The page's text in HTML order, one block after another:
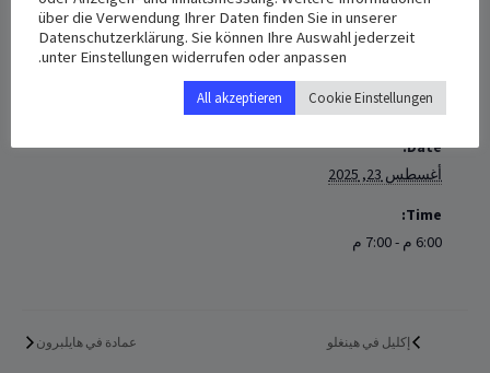
+ Add to iCalendar
DETAILS
Date:
أغسطس 23, 2025
Time:
6:00 م - 7:00 م
إكليل في هينغلو عمادة في هايلبرون
über die Verwendung Ihrer Daten finden Sie in unserer
Datenschutzerklärung. Sie können Ihre Auswahl jederzeit
unter Einstellungen widerrufen oder anpassen.
Cookie Einstellungen
All akzeptieren